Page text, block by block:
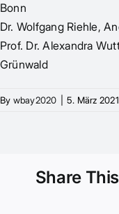
Bonn
Dr. Wolfgang Riehle,
Prof. Dr. Alexandra
Grünwald
By wbay2020 5. März 2021
Share